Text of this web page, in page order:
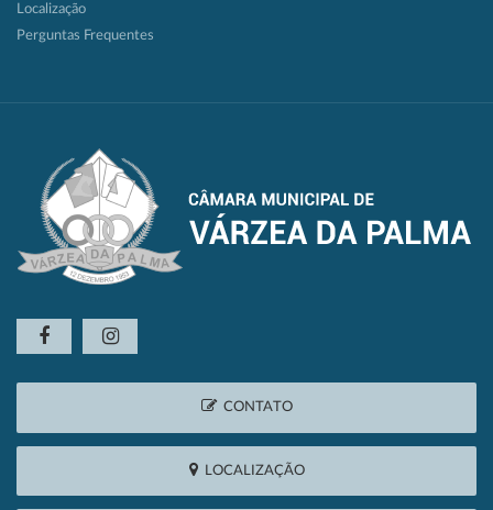
Localização
Perguntas Frequentes
CONTATO
LOCALIZAÇÃO